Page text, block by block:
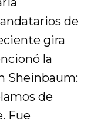
de
gira
la
Sheinbaum:
de
Fue